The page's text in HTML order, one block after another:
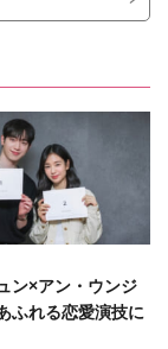
ン×アン・ウンジ
ふれる恋愛演技に